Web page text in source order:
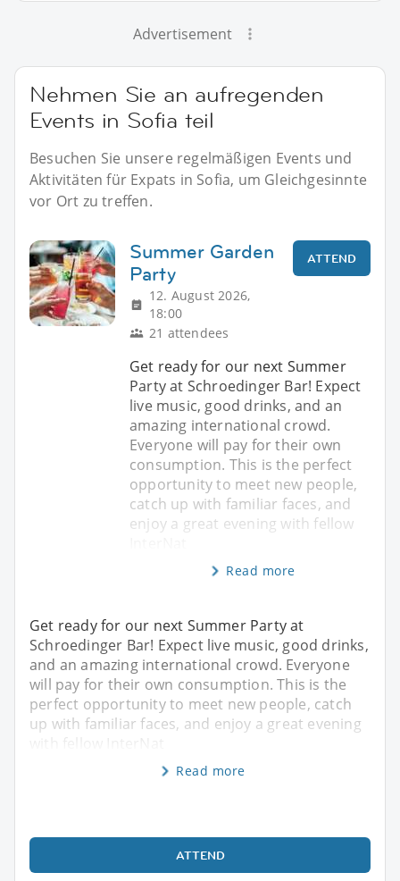
Advertisement
Nehmen Sie an aufregenden
Events in Sofia teil
Besuchen Sie unsere regelmäßigen Events und
Aktivitäten für Expats in Sofia, um Gleichgesinnte
vor Ort zu treffen.
Summer Garden
Party
12. August 2026,
18:00
21 attendees
ATTEND
Get ready for our next Summer
Party at Schroedinger Bar! Expect
live music, good drinks, and an
amazing international crowd.
Everyone will pay for their own
consumption. This is the perfect
opportunity to meet new people,
catch up with familiar faces, and
enjoy a great evening with fellow
Read more
Get ready for our next Summer Party at
Schroedinger Bar! Expect live music, good drinks,
and an amazing international crowd. Everyone
will pay for their own consumption. This is the
perfect opportunity to meet new people, catch
up with familiar faces, and enjoy a great evening
with fellow InterNat
Read more
ATTEND